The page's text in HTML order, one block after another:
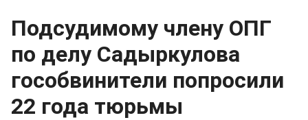
Подсудимому члену ОПГ
по делу Садыркулова
гособвинители попросили
22 года тюрьмы